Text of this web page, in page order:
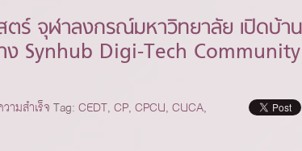
ร์ จุฬาลงกรณ์มหาวิทยาลัย เปิดบ้า
Synhub Digi-Tech
ามสำเร็จTag:CEDT,CP,CPCU,CUCA,